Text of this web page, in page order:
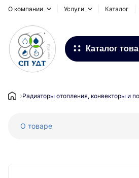
О компании Услуги Каталог
Каталог
Системы
Радиаторы отопления, конвекторы и
О товаре